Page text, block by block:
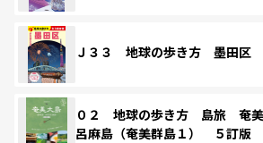
Ｊ３３ 地球の歩き方 墨田区
０２ 地球の歩き方 島旅 奄
呂麻島（奄美群島１） ５訂版